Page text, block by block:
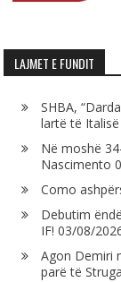
LAJMET E FUNDIT
SHBA,
lartë të Italisë
Në moshë
Nascimento
Como
Debutim
IF! 03/08/
Agon Demiri
parë të